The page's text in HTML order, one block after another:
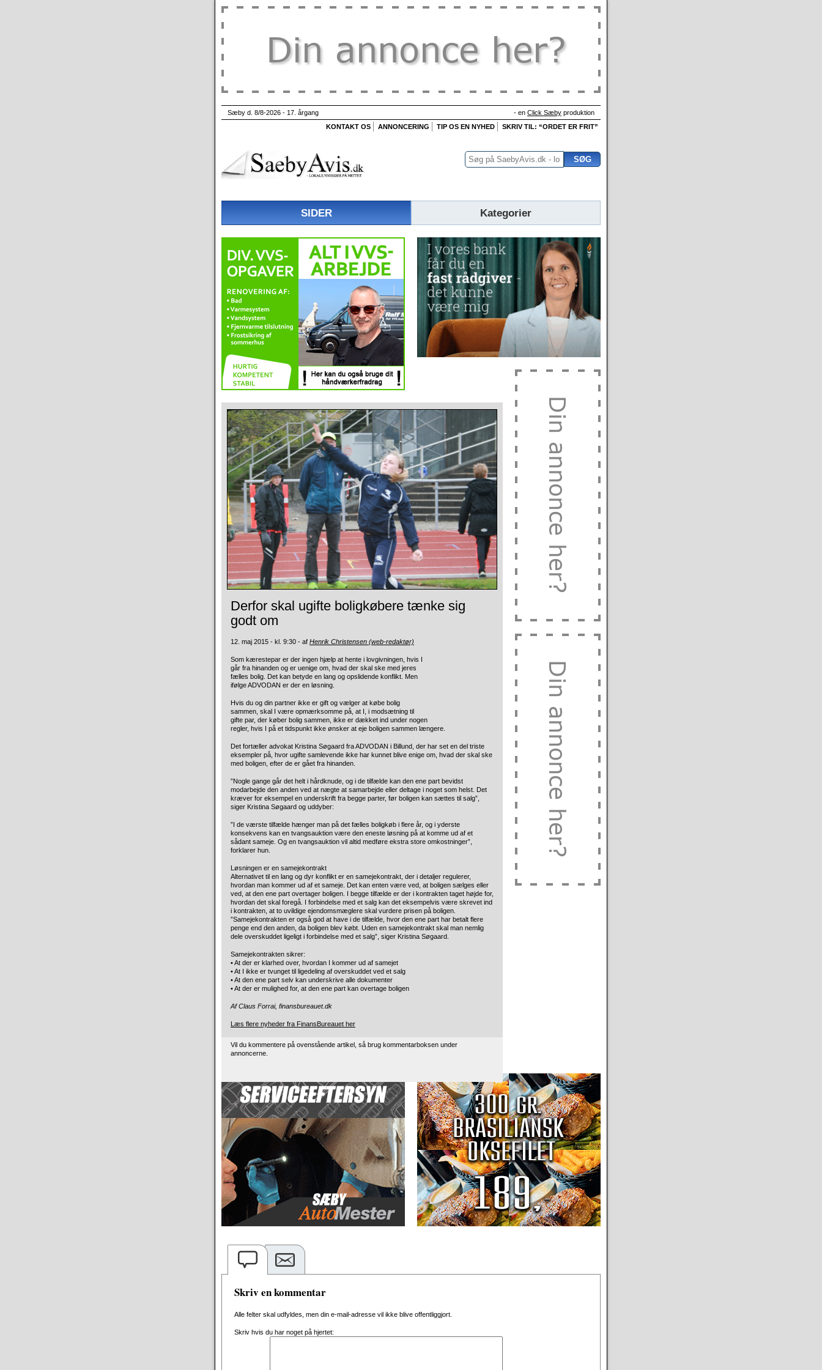
Sæby d. 8/8-2026 - 17. årgang - en Click Sæby produktion
KONTAKT OS
ANNONCERING TIP OS EN NYHED SKRIV TIL: “ORDET ER FRIT”
SIDER Kategorier
Derfor skal ugifte boligkøbere tænke sig
godt om
12. maj 2015 - kl. 9:30 - af Henrik Christensen (web-redaktør)
Som kærestepar er der ingen hjælp at hente i lovgivningen, hvis I
går fra hinanden og er uenige om, hvad der skal ske med jeres
fælles bolig. Det kan betyde en lang og opslidende konflikt. Men
ifølge ADVODAN er der en løsning.
Hvis du og din partner ikke er gift og vælger at købe bolig
sammen, skal I være opmærksomme på, at I, i modsætning til
gifte par, der køber bolig sammen, ikke er dækket ind under nogen
regler, hvis I på et tidspunkt ikke ønsker at eje boligen sammen længere.
Det fortæller advokat Kristina Søgaard fra ADVODAN i Billund, der har set en del triste
eksempler på, hvor ugifte samlevende ikke har kunnet blive enige om, hvad der skal ske
med boligen, efter de er gået fra hinanden.
”Nogle gange går det helt i hårdknude, og i de tilfælde kan den ene part bevidst
modarbejde den anden ved at nægte at samarbejde eller deltage i noget som helst. Det
kræver for eksempel en underskrift fra begge parter, før boligen kan sættes til salg”,
siger Kristina Søgaard og uddyber:
”I de værste tilfælde hænger man på det fælles boligkøb i flere år, og i yderste
konsekvens kan en tvangsauktion være den eneste løsning på at komme ud af et
sådant sameje. Og en tvangsauktion vil altid medføre ekstra store omkostninger”,
forklarer hun.
Løsningen er en samejekontrakt
Alternativet til en lang og dyr konflikt er en samejekontrakt, der i detaljer regulerer,
hvordan man kommer ud af et sameje. Det kan enten være ved, at boligen sælges eller
ved, at den ene part overtager boligen. I begge tilfælde er der i kontrakten taget højde for,
hvordan det skal foregå. I forbindelse med et salg kan det eksempelvis være skrevet ind
i kontrakten, at to uvildige ejendomsmæglere skal vurdere prisen på boligen.
”Samejekontrakten er også god at have i de tilfælde, hvor den ene part har betalt flere
penge end den anden, da boligen blev købt. Uden en samejekontrakt skal man nemlig
dele overskuddet ligeligt i forbindelse med et salg”, siger Kristina Søgaard.
Samejekontrakten sikrer:
• At der er klarhed over, hvordan I kommer ud af samejet
• At I ikke er tvunget til ligedeling af overskuddet ved et salg
• At den ene part selv kan underskrive alle dokumenter
• At der er mulighed for, at den ene part kan overtage boligen
Af Claus Forrai, finansbureauet.dk
Læs flere nyheder fra FinansBureauet her
Vil du kommentere på ovenstående artikel, så brug kommentarboksen under
annoncerne.
Skriv en kommentar
Alle felter skal udfyldes, men din e-mail-adresse vil ikke blive offentliggjort.
Skriv hvis du har noget på hjertet: